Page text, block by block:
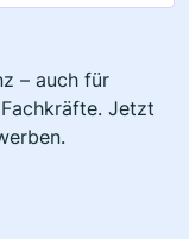
– auch für
Jetzt